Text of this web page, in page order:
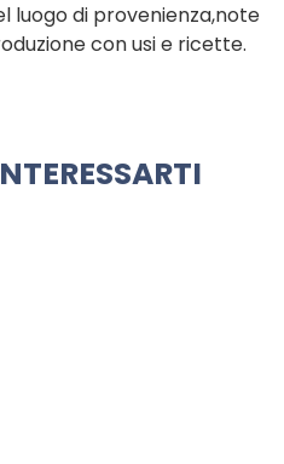
luogo di provenienza,note
con usi e ricette.